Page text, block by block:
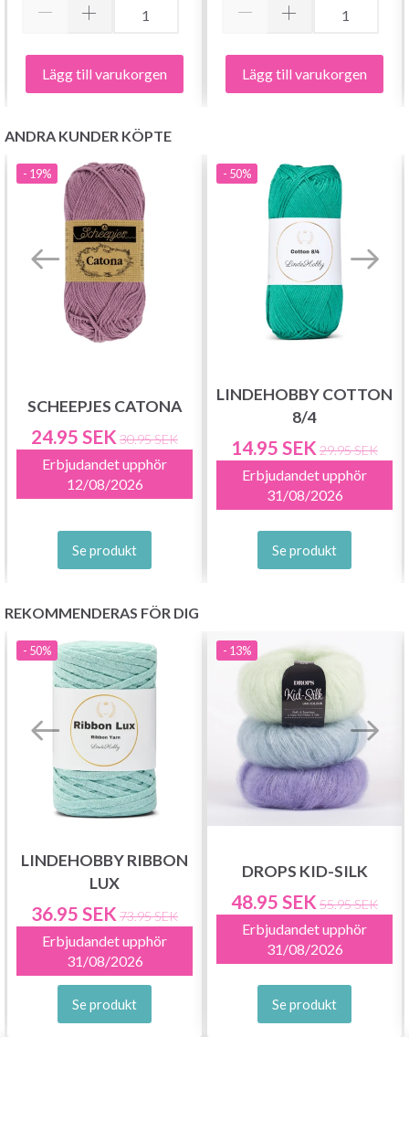
Lägg till varukorgen Lägg till varukorgen
ANDRA KUNDER KÖPTE
- 19%
SCHEEPJES CATONA
24.95 SEK 30.95 SEK
Erbjudandet upphör
12/08/2026
Se produkt
- 50%
LINDEHOBBY COTTON
8/4
14.95 SEK 29.95 SEK
Erbjudandet upphör
31/08/2026
Se produkt
REKOMMENDERAS FÖR DIG
- 50%
LINDEHOBBY RIBBON
LUX
36.95 SEK 73.95 SEK
Erbjudandet upphör
31/08/2026
Se produkt
- 13%
DROPS KID-SILK
48.95 SEK 55.95 SEK
Erbjudandet upphör
31/08/2026
Se produkt
Spara upp till 50%!
Bli en del av vår garn-gemenskap och få
stickmönster och specialerbjudanden!
Prenumerera